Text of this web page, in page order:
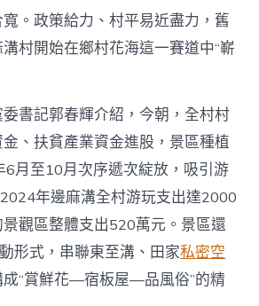
。政策給力、村平易近盡力，舊
村開始在鄉村花海這一賽道中“嶄
書記郭春輝介紹，今朝，全村村
、扶貧產業資金進股，景區種植
6月至10月次序遞次綻放，吸引游
年邊麻溝全村游玩支出達2000
觀區整體支出520萬元。景區還
形式，串聯東至溝、田家私密空
成“賞鮮花—宿板屋—品風俗”的精